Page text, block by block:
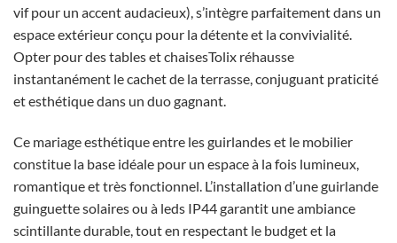
vif pour un accent audacieux), s’intègre parfaitement dans un
espace extérieur conçu pour la détente et la convivialité.
Opter pour des tables et chaisesTolix réhausse
instantanément le cachet de la terrasse, conjuguant praticité
et esthétique dans un duo gagnant.
Ce mariage esthétique entre les guirlandes et le mobilier
constitue la base idéale pour un espace à la fois lumineux,
romantique et très fonctionnel. L’installation d’une guirlande
guinguette solaires ou à leds IP44 garantit une ambiance
scintillante durable, tout en respectant le budget et la